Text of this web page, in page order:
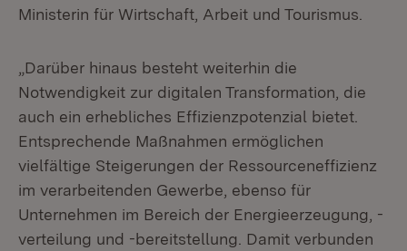
Ministerin für Wirtschaft, Arbeit und Tourismus.
„Darüber hinaus besteht weiterhin die
Notwendigkeit zur digitalen Transformation, die
auch ein erhebliches Effizienzpotenzial bietet.
Entsprechende Maßnahmen ermöglichen
vielfältige Steigerungen der Ressourceneffizienz
im verarbeitenden Gewerbe, ebenso für
Unternehmen im Bereich der Energieerzeugung, -
verteilung und -bereitstellung. Damit verbunden